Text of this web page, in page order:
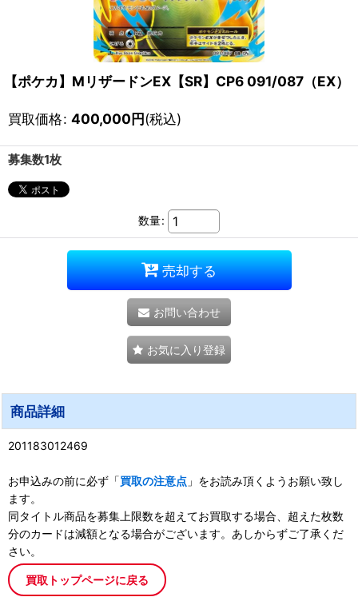
【ポケカ】MリザードンEX【SR】CP6 091/087（EX）
買取価格: 400,000円(税込)
募集数1枚
数量:
売却する
お問い合わせ
お気に入り登録
商品詳細
201183012469
お申込みの前に必ず「買取の注意点 」をお読み頂くようお願い致し
ます。
同タイトル商品を募集上限数を超えてお買取する場合、超えた枚数
分のカードは減額となる場合がございます。あしからずご了承くだ
さい。
買取トップページに戻る